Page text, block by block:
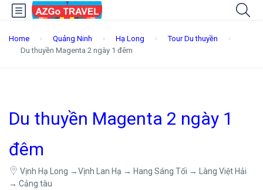
Home Quảng Ninh Hạ Long
Tour Du thuyền
Du thuyền Magenta 2 ngày 1 đêm
Du thuyền Magenta 2 ngày 1
đêm
Vịnh Hạ Long →Vịnh Lan Hạ → Hang Sáng Tối → Làng Việt Hải
→ Cảng tàu